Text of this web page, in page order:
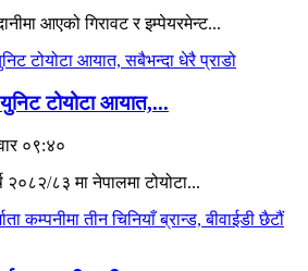
आएको गिरावट र इम्पेयरमेन्ट...
टोयोटा आयात,...
०९:४०
८३ मा नेपालमा टोयोटा...